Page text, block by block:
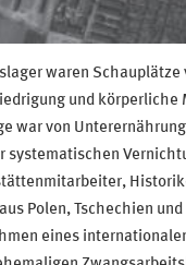
waren Schauplätze
und körperliche
war von
systematischen
Polen, Tschechien
eines